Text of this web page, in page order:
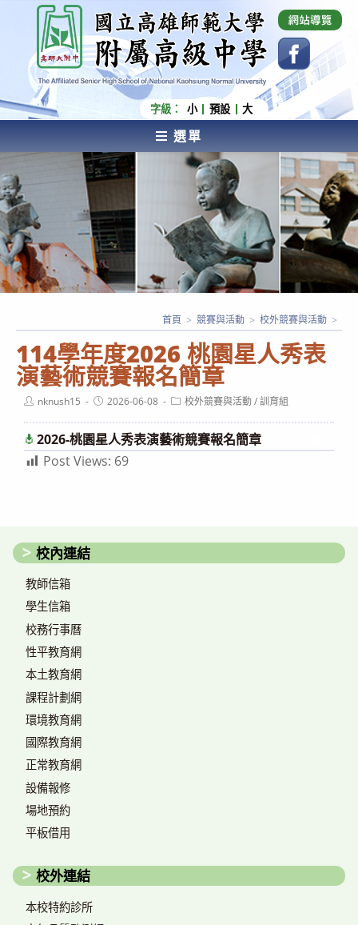
內
容
國立高雄師範大學附屬高級中學 Affiliated Senior
High School of National Kaohsiung Normal
University
字級： 小 預設 大
選單
AFFILIATED SENIOR HIGH SCHOOL OF NATIONAL
KAOHSIUNG NORMAL UNIVERSITY
114學年度2026 桃園星人秀表
演藝術競賽報名簡章
首頁 > 競賽與活動 > 校外競賽與活動 >
Postnknush15
Post2026-06-08
Post校外競賽與活動/訓育組
2026-桃園星人秀表演藝術競賽報名簡章
Post Views: 69
校內連結
教師信箱
學生信箱
校務行事曆
性平教育網
本土教育網
課程計劃網
環境教育網
國際教育網
正常教育網
設備報修
場地預約
平板借用
校外連結
本校特約診所